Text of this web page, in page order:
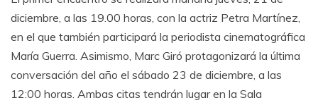
diciembre, a las 19.00 horas, con la actriz Petra Martínez,
en el que también participará la periodista cinematográfica
María Guerra. Asimismo, Marc Giró protagonizará la última
conversación del año el sábado 23 de diciembre, a las
12:00 horas. Ambas citas tendrán lugar en la Sala